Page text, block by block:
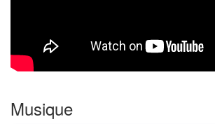
Musique